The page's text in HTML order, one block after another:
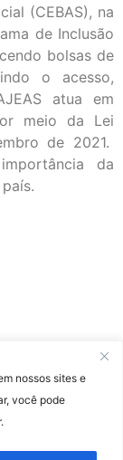
nossos sites e
você pode
(CEBAS), na
de Inclusão
bolsas de
o acesso,
atua em
meio da Lei
de 2021.
da